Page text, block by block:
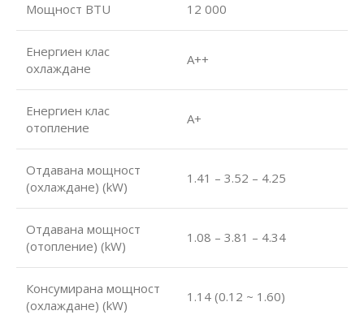
Мощност BTU 12 000
Енергиен клас
охлаждане
А++
Енергиен клас
отопление
А+
Отдавана мощност
(охлаждане) (kW)
1.41 – 3.52 – 4.25
Отдавана мощност
(отопление) (kW)
1.08 – 3.81 – 4.34
Консумирана мощност
(охлаждане) (kW)
1.14 (0.12 ~ 1.60)